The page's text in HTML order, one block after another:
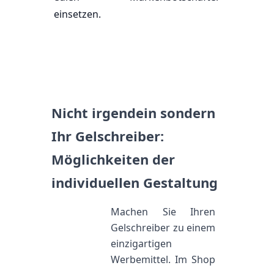
einsetzen.
Nicht irgendein sondern
Ihr Gelschreiber:
Möglichkeiten der
individuellen Gestaltung
Machen Sie Ihren
Gelschreiber zu einem
einzigartigen
Werbemittel. Im Shop